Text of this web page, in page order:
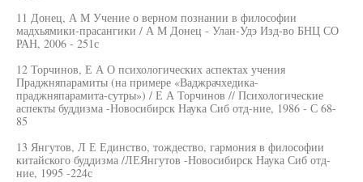
11 Донец, А М Учение о верном познании в философии
мадхьямики-прасангики / А М Донец - Улан-Удэ Изд-во БНЦ СО
РАН, 2006 - 251с
12 Торчинов, Е А О психологических аспектах учения
Праджняпарамиты (на примере «Ваджрачхедика-
праджняпарамита-сутры») / Е А Торчинов // Психологические
аспекты буддизма -Новосибирск Наука Сиб отд-ние, 1986 - С 68-
85
13 Янгутов, Л Е Единство, тождество, гармония в философии
китайского буддизма /ЛЕЯнгутов -Новосибирск Наука Сиб отд-
ние, 1995 -224с